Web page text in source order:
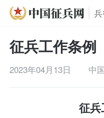
征兵工作条例
2023年04月13日 中
征兵